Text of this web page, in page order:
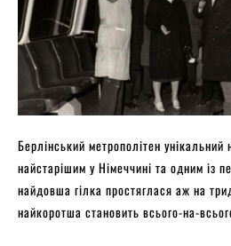
Берлінський метрополітен
найстарішим у Німеччині та одним із
найдовша гілка простяглася аж на
найкоротша становить всього-на-